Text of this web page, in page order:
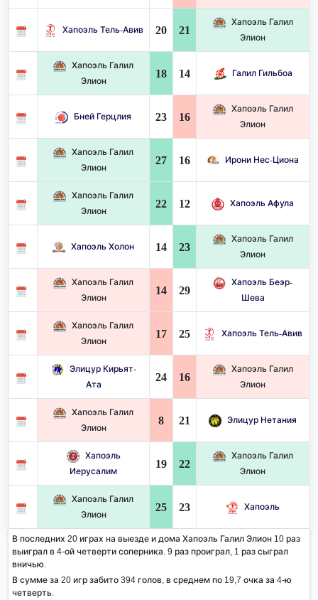
Хапоэль Тель-Авив 20 21
Хапоэль Галил
Элион
Хапоэль Галил
Элион
18 14 Галил Гильбоа
Бней Герцлия 23 16
Хапоэль Галил
Элион
Хапоэль Галил
Элион
27 16 Ирони Нес-Циона
Хапоэль Галил
Элион
22 12 Хапоэль Афула
Хапоэль Холон 14 23
Хапоэль Галил
Элион
Хапоэль Галил
Элион
14 29
Хапоэль Беэр-
Шева
Хапоэль Галил
Элион
17 25 Хапоэль Тель-Авив
Элицур Кирьят-
Ата
24 16
Хапоэль Галил
Элион
Хапоэль Галил
Элион
8 21 Элицур Нетания
Хапоэль
Иерусалим
19 22
Хапоэль Галил
Элион
Хапоэль Галил
Элион
25 23 Хапоэль
В последних 20 играх на выезде и дома Хапоэль Галил Элион 10 раз
выиграл в 4-ой четверти соперника. 9 раз проиграл, 1 раз сыграл
вничью.
В сумме за 20 игр забито 394 голов, в среднем по 19,7 очка за 4-ю
четверть.